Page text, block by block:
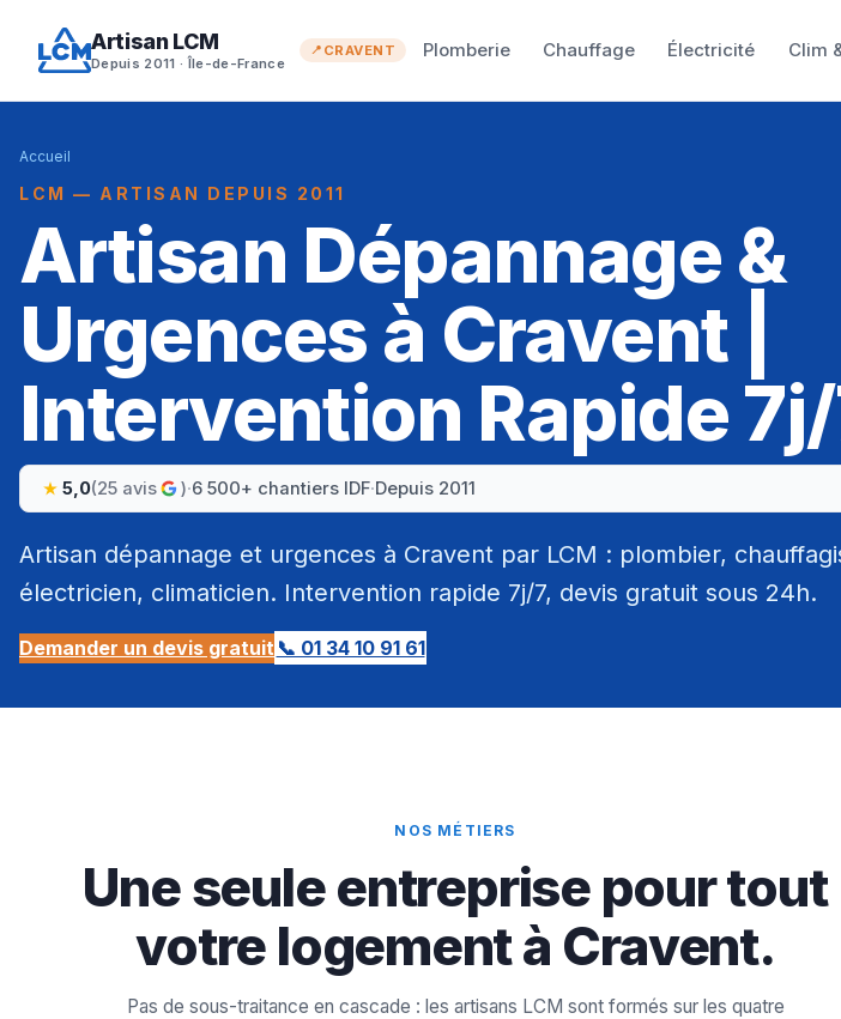
Artisan LCM
Depuis 2011 · Île-de-France
CRAVENT Plomberie Chauffage Électricité Clim
Accueil
LCM — ARTISAN DEPUIS 2011
Artisan Dépannage &
Urgences à Cravent |
Intervention Rapide
5,0(25 avis )·6 500+ chantiers IDF·Depuis 2011
Artisan dépannage et urgences à Cravent par LCM : plombier,
électricien, climaticien. Intervention rapide 7j/7, devis gratuit sous 24h.
Demander un devis gratuit 📞 01 34 10 91 61
NOS MÉTIERS
Une seule entreprise pour tout
votre logement à Cravent.
Pas de sous-traitance en cascade : les artisans LCM sont formés sur les quatre